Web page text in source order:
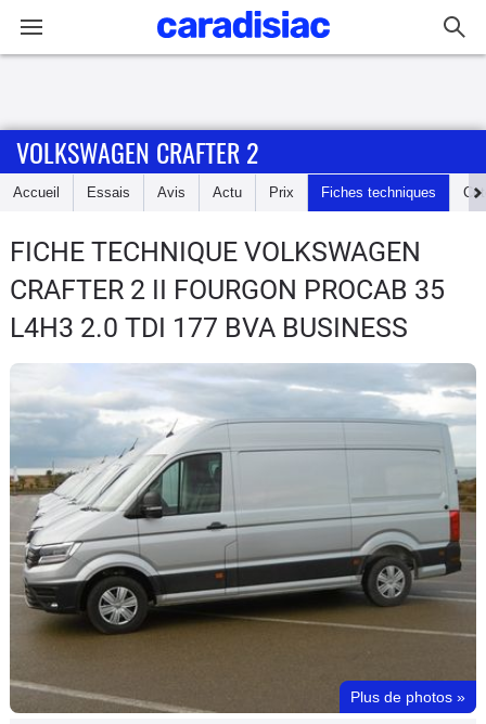
Accueil
Essais
Guide
d'achat
Electriques
Utilitaires
Flottes
Auto
Services
Forum
Moto
VOLKSWAGEN CRAFTER 2
Accueil Essais Avis Actu Prix Fiches techniques
FICHE TECHNIQUE VOLKSWAGEN
CRAFTER 2 II FOURGON PROCAB 35
L4H3 2.0 TDI 177 BVA BUSINESS
Plus de photos »